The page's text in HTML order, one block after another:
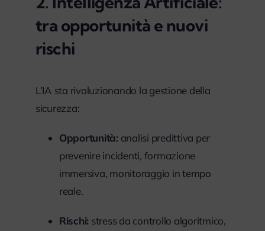
tra opportunità e nuovi
rischi
L’IA sta rivoluzionando la gestione della
sicurezza:
Opportunità: analisi predittiva per
prevenire incidenti, formazione
immersiva, monitoraggio in tempo
reale.
Rischi: stress da controllo algoritmico,